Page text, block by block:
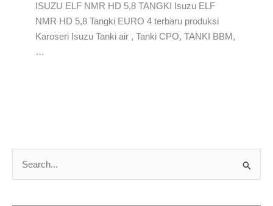
ISUZU ELF NMR HD 5,8 TANGKI Isuzu ELF
NMR HD 5,8 Tangki EURO 4 terbaru produksi
Karoseri Isuzu Tanki air , Tanki CPO, TANKI BBM,
…